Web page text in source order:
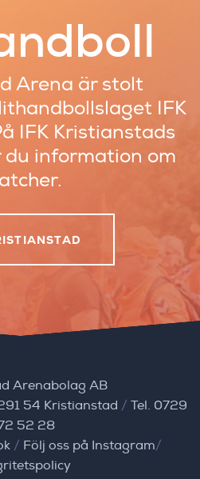
Arena är stolt
IFK
IFK Kristianstads
information om
Arenabolag AB
54 Kristianstad / Tel. 0729
52 28
/ Följ oss på Instagram/